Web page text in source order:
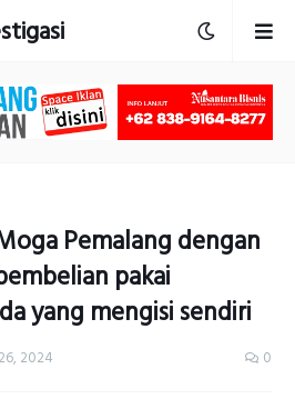
Pemalang dengan
pakai
yang mengisi sendiri
2024 0